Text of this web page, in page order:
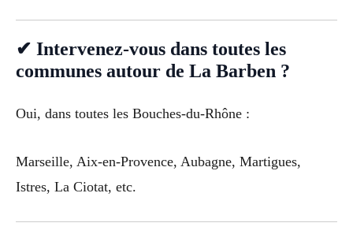
✔ Intervenez-vous dans toutes les
communes autour de La Barben ?
Oui, dans toutes les Bouches-du-Rhône :
Marseille, Aix-en-Provence, Aubagne, Martigues,
Istres, La Ciotat, etc.